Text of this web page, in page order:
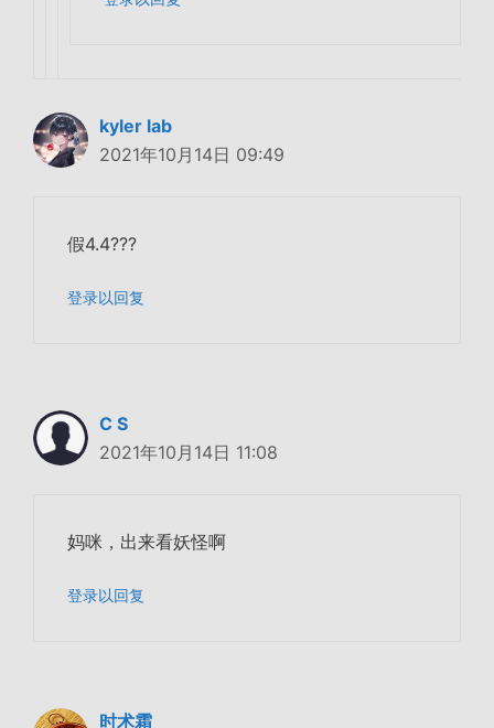
kyler lab
2021年10月14日 09:49
假4.4???
登录以回复
C S
2021年10月14日 11:08
妈咪，出来看妖怪啊
登录以回复
时术霜